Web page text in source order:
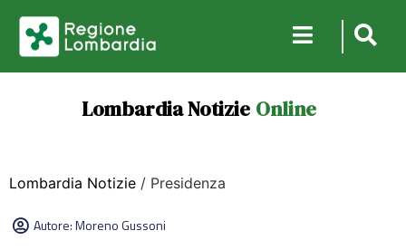
Lombardia Notizie Online
Lombardia Notizie / Presidenza
Autore:Moreno Gussoni